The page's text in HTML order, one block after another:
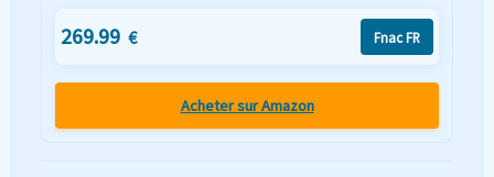
269.99 € Fnac FR
Acheter sur Amazon